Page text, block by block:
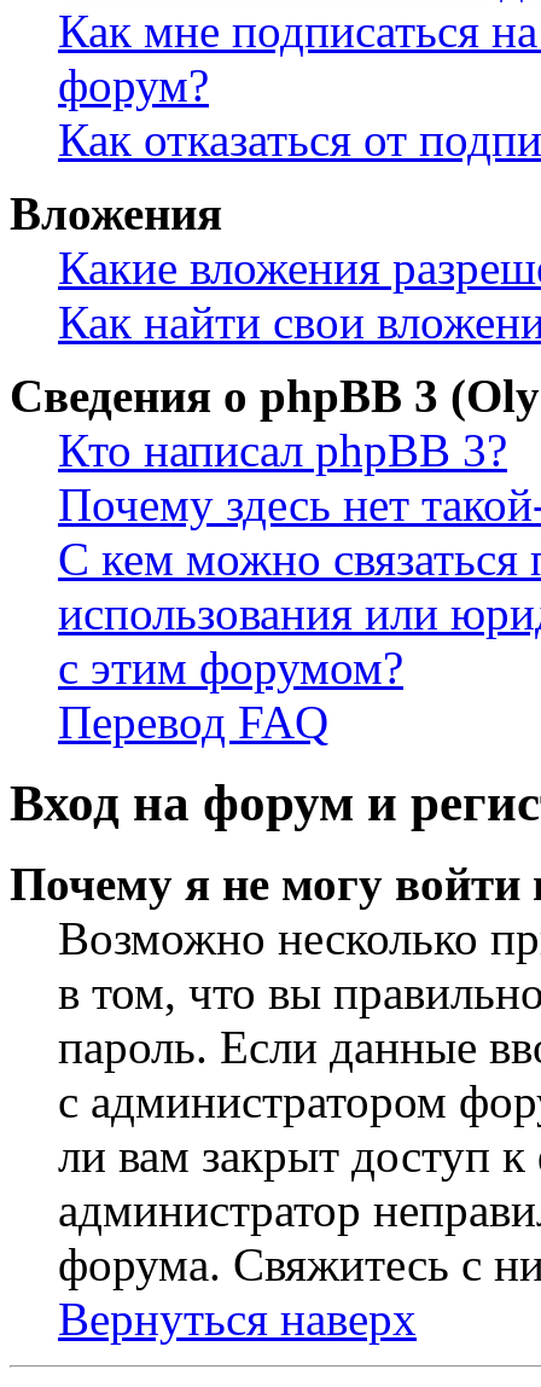
Как мне подписаться
форум?
Как отказаться от
Вложения
Какие вложения
Как найти свои
Сведения о phpBB 3
Кто написал phpBB 3?
Почему здесь нет
С кем можно связаться
использования или
с этим форумом?
Перевод FAQ
Вход на форум и
Почему я не могу войти
Возможно несколько
в том, что вы
пароль. Если данные
с администратором
ли вам закрыт доступ
администратор
форума. Свяжитесь с
Вернуться наверх